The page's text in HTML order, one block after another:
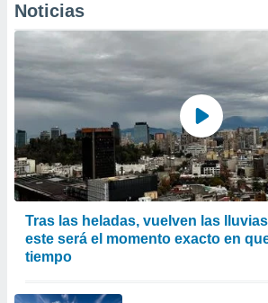
Noticias
Tras las heladas, vuelven las
este será el momento exacto en
tiempo